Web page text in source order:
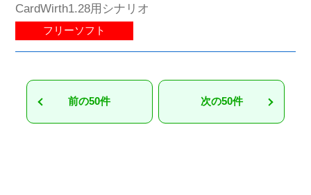
CardWirth1.28用シナリオ
フリーソフト
前の50件 次の50件